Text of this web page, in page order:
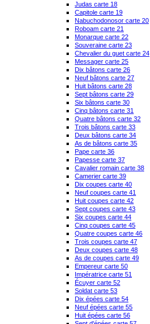
Judas carte 18
Capitole carte 19
Nabuchodonosor carte 20
Roboam carte 21
Monarque carte 22
Souveraine carte 23
Chevalier du guet carte 24
Messager carte 25
Dix bâtons carte 26
Neuf bâtons carte 27
Huit bâtons carte 28
Sept bâtons carte 29
Six bâtons carte 30
Cinq bâtons carte 31
Quatre bâtons carte 32
Trois bâtons carte 33
Deux bâtons carte 34
As de bâtons carte 35
Pape carte 36
Papesse carte 37
Cavalier romain carte 38
Camerier carte 39
Dix coupes carte 40
Neuf coupes carte 41
Huit coupes carte 42
Sept coupes carte 43
Six coupes carte 44
Cinq coupes carte 45
Quatre coupes carte 46
Trois coupes carte 47
Deux coupes carte 48
As de coupes carte 49
Empereur carte 50
Impératrice carte 51
Écuyer carte 52
Soldat carte 53
Dix épées carte 54
Neuf épées carte 55
Huit épées carte 56